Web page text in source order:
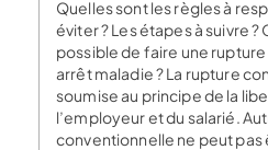
Quelles sont les règles à
éviter ? Les étapes à suivre
possible de faire une
arrêt maladie ? La rupture
soumise au principe de la
l’employeur et du salarié.
conventionnelle ne peut